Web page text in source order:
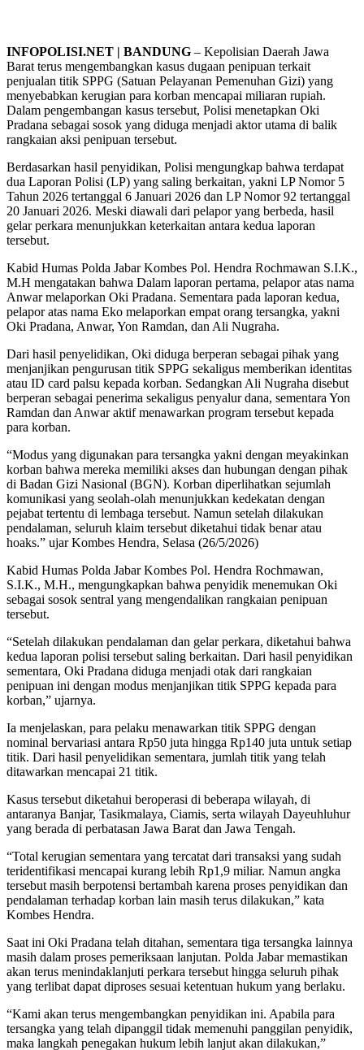
INFOPOLISI.NET | BANDUNG – Kepolisian Daerah Jawa
Barat terus mengembangkan kasus dugaan penipuan terkait
penjualan titik SPPG (Satuan Pelayanan Pemenuhan Gizi) yang
menyebabkan kerugian para korban mencapai miliaran rupiah.
Dalam pengembangan kasus tersebut, Polisi menetapkan Oki
Pradana sebagai sosok yang diduga menjadi aktor utama di balik
rangkaian aksi penipuan tersebut.
Berdasarkan hasil penyidikan, Polisi mengungkap bahwa terdapat
dua Laporan Polisi (LP) yang saling berkaitan, yakni LP Nomor 5
Tahun 2026 tertanggal 6 Januari 2026 dan LP Nomor 92 tertanggal
20 Januari 2026. Meski diawali dari pelapor yang berbeda, hasil
gelar perkara menunjukkan keterkaitan antara kedua laporan
tersebut.
Kabid Humas Polda Jabar Kombes Pol. Hendra Rochmawan S.I.K.,
M.H mengatakan bahwa Dalam laporan pertama, pelapor atas nama
Anwar melaporkan Oki Pradana. Sementara pada laporan kedua,
pelapor atas nama Eko melaporkan empat orang tersangka, yakni
Oki Pradana, Anwar, Yon Ramdan, dan Ali Nugraha.
Dari hasil penyelidikan, Oki diduga berperan sebagai pihak yang
menjanjikan pengurusan titik SPPG sekaligus memberikan identitas
atau ID card palsu kepada korban. Sedangkan Ali Nugraha disebut
berperan sebagai penerima sekaligus penyalur dana, sementara Yon
Ramdan dan Anwar aktif menawarkan program tersebut kepada
para korban.
“Modus yang digunakan para tersangka yakni dengan meyakinkan
korban bahwa mereka memiliki akses dan hubungan dengan pihak
di Badan Gizi Nasional (BGN). Korban diperlihatkan sejumlah
komunikasi yang seolah-olah menunjukkan kedekatan dengan
pejabat tertentu di lembaga tersebut. Namun setelah dilakukan
pendalaman, seluruh klaim tersebut diketahui tidak benar atau
hoaks.” ujar Kombes Hendra, Selasa (26/5/2026)
Kabid Humas Polda Jabar Kombes Pol. Hendra Rochmawan,
S.I.K., M.H., mengungkapkan bahwa penyidik menemukan Oki
sebagai sosok sentral yang mengendalikan rangkaian penipuan
tersebut.
“Setelah dilakukan pendalaman dan gelar perkara, diketahui bahwa
kedua laporan polisi tersebut saling berkaitan. Dari hasil penyidikan
sementara, Oki Pradana diduga menjadi otak dari rangkaian
penipuan ini dengan modus menjanjikan titik SPPG kepada para
korban,” ujarnya.
Ia menjelaskan, para pelaku menawarkan titik SPPG dengan
nominal bervariasi antara Rp50 juta hingga Rp140 juta untuk setiap
titik. Dari hasil penyelidikan sementara, jumlah titik yang telah
ditawarkan mencapai 21 titik.
Kasus tersebut diketahui beroperasi di beberapa wilayah, di
antaranya Banjar, Tasikmalaya, Ciamis, serta wilayah Dayeuhluhur
yang berada di perbatasan Jawa Barat dan Jawa Tengah.
“Total kerugian sementara yang tercatat dari transaksi yang sudah
teridentifikasi mencapai kurang lebih Rp1,9 miliar. Namun angka
tersebut masih berpotensi bertambah karena proses penyidikan dan
pendalaman terhadap korban lain masih terus dilakukan,” kata
Kombes Hendra.
Saat ini Oki Pradana telah ditahan, sementara tiga tersangka lainnya
masih dalam proses pemeriksaan lanjutan. Polda Jabar memastikan
akan terus menindaklanjuti perkara tersebut hingga seluruh pihak
yang terlibat dapat diproses sesuai ketentuan hukum yang berlaku.
“Kami akan terus mengembangkan penyidikan ini. Apabila para
tersangka yang telah dipanggil tidak memenuhi panggilan penyidik,
maka langkah penegakan hukum lebih lanjut akan dilakukan,”